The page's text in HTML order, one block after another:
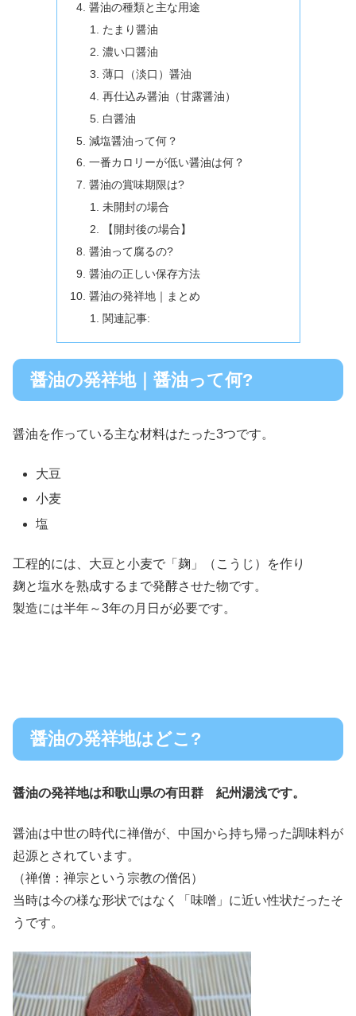
醤油の種類と主な用途
たまり醤油
濃い口醤油
薄口（淡口）醤油
再仕込み醤油（甘露醤油）
白醤油
減塩醤油って何？
一番カロリーが低い醤油は何？
醤油の賞味期限は?
未開封の場合
【開封後の場合】
醤油って腐るの?
醤油の正しい保存方法
醤油の発祥地｜まとめ
関連記事:
醤油の発祥地｜醤油って何?
醤油を作っている主な材料はたった3つです。
大豆
小麦
塩
工程的には、大豆と小麦で「麹」（こうじ）を作り
麹と塩水を熟成するまで発酵させた物です。
製造には半年～3年の月日が必要です。
醤油の発祥地はどこ?
醤油の発祥地は和歌山県の有田群 紀州湯浅です。
醤油は中世の時代に禅僧が、中国から持ち帰った調味料が
起源とされています。
（禅僧：禅宗という宗教の僧侶）
当時は今の様な形状ではなく「味噌」に近い性状だったそ
うです。